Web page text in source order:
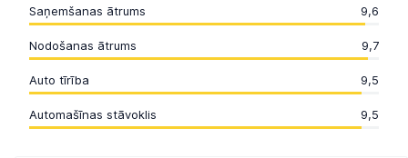
Saņemšanas ātrums 9,6
Nodošanas ātrums 9,7
Auto tīrība 9,5
Automašīnas stāvoklis 9,5